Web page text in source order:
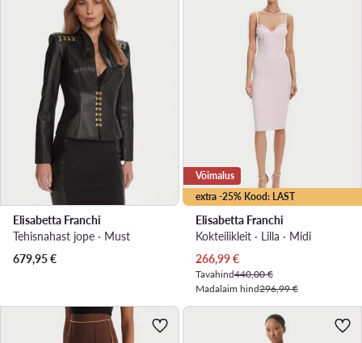
Elisabetta Franchi
Tehisnahast jope · Must
679,95€
extra -25% Kood: LAST
Võimalus
Elisabetta Franchi
Kokteilikleit · Lilla · Midi
Praegune hind
266,99€
Tavahind440,00 €
Madalaim hind296,99 €